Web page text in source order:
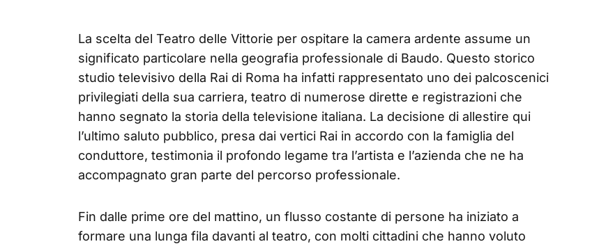
La scelta del Teatro delle Vittorie per ospitare la camera ardente assume un
significato particolare nella geografia professionale di Baudo. Questo storico
studio televisivo della Rai di Roma ha infatti rappresentato uno dei palcoscenici
privilegiati della sua carriera, teatro di numerose dirette e registrazioni che
hanno segnato la storia della televisione italiana. La decisione di allestire qui
l’ultimo saluto pubblico, presa dai vertici Rai in accordo con la famiglia del
conduttore, testimonia il profondo legame tra l’artista e l’azienda che ne ha
accompagnato gran parte del percorso professionale.
Fin dalle prime ore del mattino, un flusso costante di persone ha iniziato a
formare una lunga fila davanti al teatro, con molti cittadini che hanno voluto